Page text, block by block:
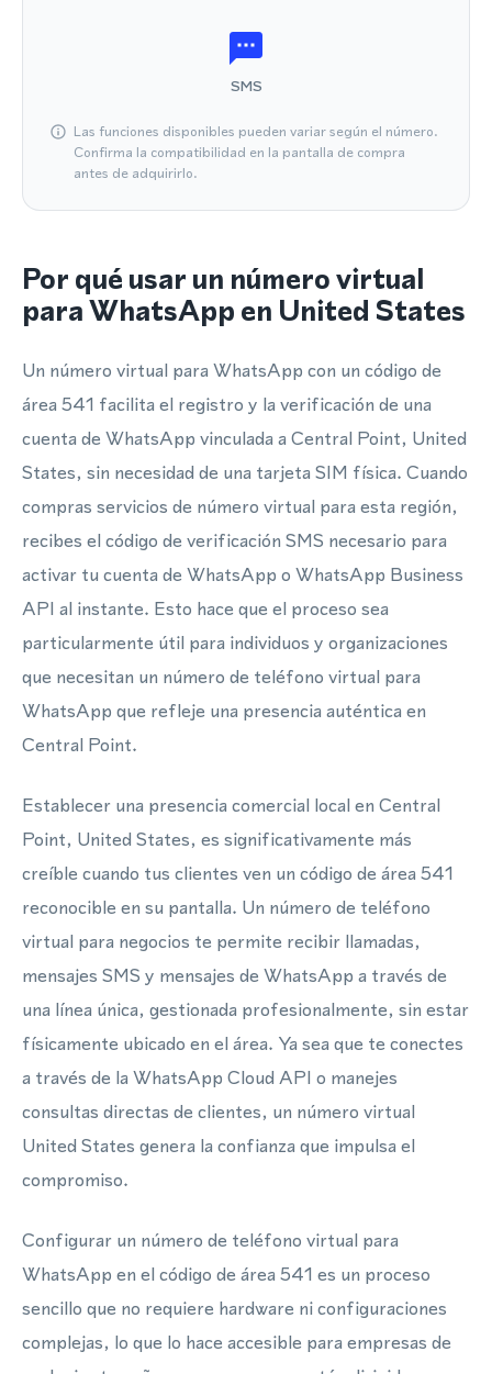
SMS
Las funciones disponibles pueden variar según el número.
Confirma la compatibilidad en la pantalla de compra
antes de adquirirlo.
Por qué usar un número virtual
para WhatsApp en United States
Un número virtual para WhatsApp con un código de
área 541 facilita el registro y la verificación de una
cuenta de WhatsApp vinculada a Central Point, United
States, sin necesidad de una tarjeta SIM física. Cuando
compras servicios de número virtual para esta región,
recibes el código de verificación SMS necesario para
activar tu cuenta de WhatsApp o WhatsApp Business
API al instante. Esto hace que el proceso sea
particularmente útil para individuos y organizaciones
que necesitan un número de teléfono virtual para
WhatsApp que refleje una presencia auténtica en
Central Point.
Establecer una presencia comercial local en Central
Point, United States, es significativamente más
creíble cuando tus clientes ven un código de área 541
reconocible en su pantalla. Un número de teléfono
virtual para negocios te permite recibir llamadas,
mensajes SMS y mensajes de WhatsApp a través de
una línea única, gestionada profesionalmente, sin estar
físicamente ubicado en el área. Ya sea que te conectes
a través de la WhatsApp Cloud API o manejes
consultas directas de clientes, un número virtual
United States genera la confianza que impulsa el
compromiso.
Configurar un número de teléfono virtual para
WhatsApp en el código de área 541 es un proceso
sencillo que no requiere hardware ni configuraciones
complejas, lo que lo hace accesible para empresas de